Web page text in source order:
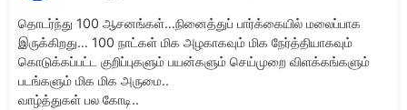
தொடர்ந்து 100 ஆசனங்கள்…நினைத்துப் பார்க்கையில் மலைப்பாக
இருக்கிறது… 100 நாட்கள் மிக அழகாகவும் மிக நேர்த்தியாகவும்
கொடுக்கப்பட்ட குறிப்புகளும் பயன்களும் செய்முறை விளக்கங்களும்
படங்களும் மிக மிக அருமை..
வாழ்த்துகள் பல கோடி..